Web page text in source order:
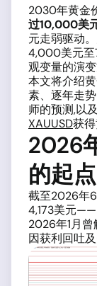
2030年黄金
过10,000美
元走弱驱动
4,000美元至
观变量的演
本文将介绍
素、逐年走
师的预测,以及
XAUUSD获得
2026
的起点
截至2026年
4,173美元
2026年1月
因获利回吐